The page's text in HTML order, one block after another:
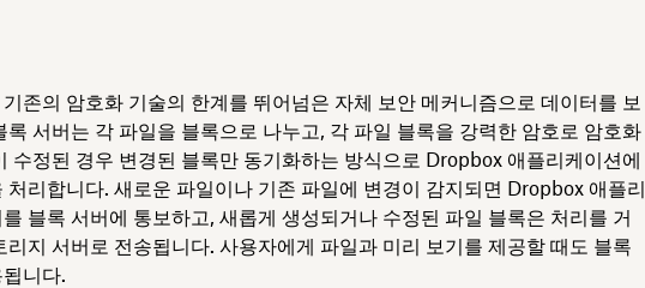
존의 암호화 기술의 한계를 뛰어넘은 자체 보안 메커니즘으로 데이터를 보
록 서버는 각 파일을 블록으로 나누고, 각 파일 블록을 강력한 암호로 암호화
수정된 경우 변경된 블록만 동기화하는 방식으로 Dropbox 애플리케이션에
처리합니다. 새로운 파일이나 기존 파일에 변경이 감지되면 Dropbox 애플리
블록 서버에 통보하고, 새롭게 생성되거나 수정된 파일 블록은 처리를 거
리지 서버로 전송됩니다. 사용자에게 파일과 미리 보기를 제공할 때도 블록
니다.